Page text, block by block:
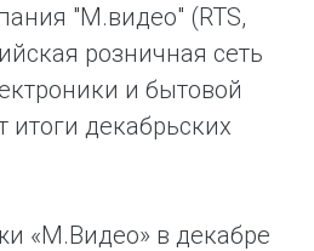
"М.видео" (RTS,
розничная сеть
и бытовой
итоги декабрьских
«М.Видео» в декабре